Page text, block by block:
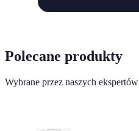
Polecane produkty
Wybrane przez naszych ekspertów